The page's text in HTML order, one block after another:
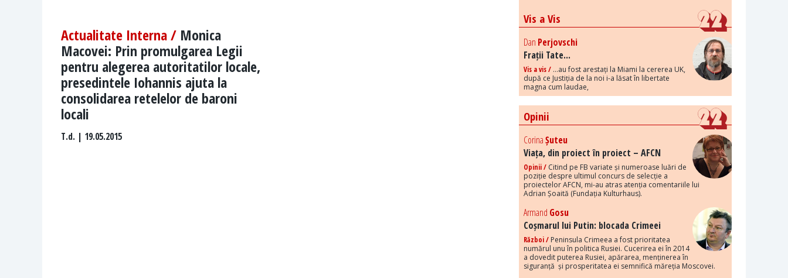
Actualitate Interna / Monica
Macovei: Prin promulgarea Legii
pentru alegerea autoritatilor locale,
presedintele Iohannis ajuta la
consolidarea retelelor de baroni
locali
T.d. | 19.05.2015
Vis a Vis
Dan Perjovschi
Frații Tate...
Vis a vis / ...au fost arestați la Miami la cererea UK,
după ce Justiția de la noi i-a lăsat în libertate
magna cum laudae,
Opinii
CorinaȘuteu
Viața, din proiect în proiect – AFCN
Opinii / Citind pe FB variate și numeroase luări de
poziție despre ultimul concurs de selecție a
proiectelor AFCN, mi-au atras atenția comentariile lui
Adrian Șoaită (Fundația Kulturhaus).
Armand Gosu
Coșmarul lui Putin: blocada Crimeei
Război / Peninsula Crimeea a fost prioritatea
numărul unu în politica Rusiei. Cucerirea ei în 2014
a dovedit puterea Rusiei, apărarea, menținerea în
siguranță și prosperitatea ei semnifică măreția Moscovei.